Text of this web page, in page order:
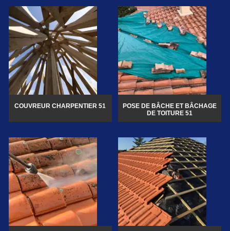
COUVREUR CHARPENTIER 51
POSE DE BÂCHE ET BÂCHAGE
DE TOITURE 51